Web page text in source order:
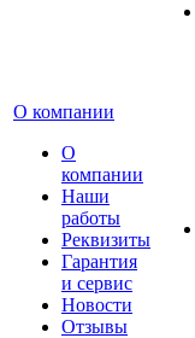
О компании
О
компании
Наши
работы
Реквизиты
Гарантия
и сервис
Новости
Отзывы